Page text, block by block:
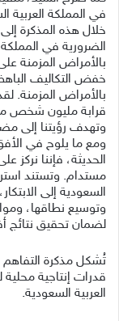
في المملكة
خلال هذه المذكرة
الضرورية في
بالأمراض المزمنة
خفض التكاليف
بالأمراض المزمنة.
قرابة مليون شخص
ومع ما يلوح في
الحديثة، فإننا
مستدام. وتستند
السعودية إلى
وتوسيع نطاقها،
لضمان تحقيق نتائج
تُشكل مذكرة التفاهم
العربية السعودية.